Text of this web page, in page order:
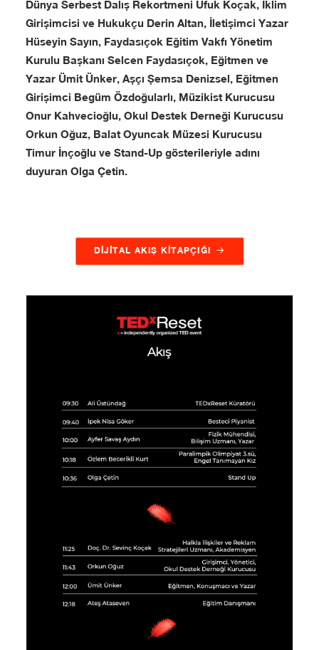
Dünya Serbest Dalış Rekortmeni Ufuk Koçak, İklim
Girişimcisi ve Hukukçu Derin Altan, İletişimci Yazar
Hüseyin Sayın, Faydasıçok Eğitim Vakfı Yönetim
Kurulu Başkanı Selcen Faydasıçok, Eğitmen ve
Yazar Ümit Ünker, Aşçı Şemsa Denizsel, Eğitmen
Girişimci Begüm Özdoğularlı, Müzikist Kurucusu
Onur Kahvecioğlu, Okul Destek Derneği Kurucusu
Orkun Oğuz, Balat Oyuncak Müzesi Kurucusu
Timur İnçoğlu ve Stand-Up gösterileriyle adını
duyuran Olga Çetin.
DIJITAL AKIŞ KITAPÇIĞI